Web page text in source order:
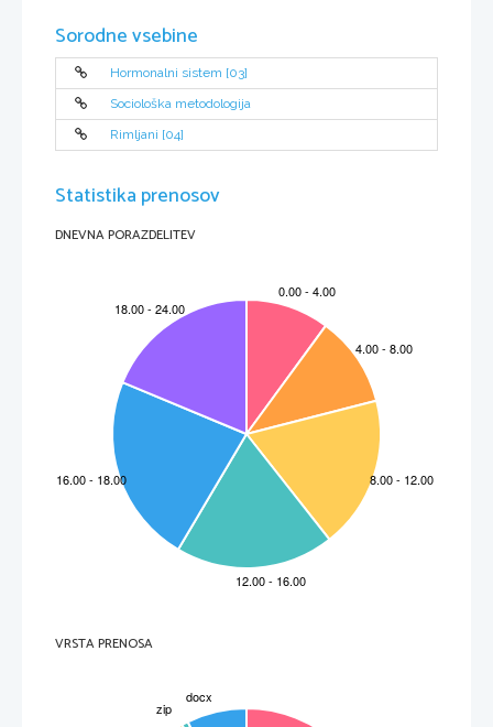
Sorodne vsebine
Hormonalni sistem [03]
Sociološka metodologija
Rimljani [04]
Statistika prenosov
DNEVNA PORAZDELITEV
VRSTA PRENOSA